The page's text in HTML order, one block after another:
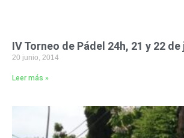
IV Torneo de Pádel 24h, 21 y 22 de
20 junio, 2014
Leer más »